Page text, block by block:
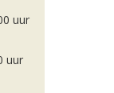
uur
uur